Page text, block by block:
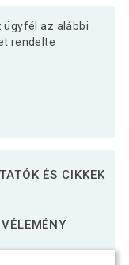
ügyfél az alábbi
rendelte
ÉS CIKKEK
VÉLEMÉNY